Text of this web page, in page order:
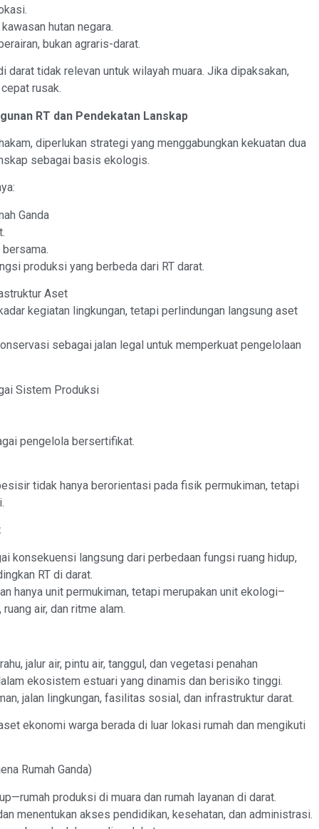
hutan negara.
bukan agraris-darat.
darat tidak relevan untuk wilayah muara. Jika dipaksakan,
rusak.
RT dan Pendekatan Lanskap
diperlukan strategi yang menggabungkan kekuatan dua
sebagai basis ekologis.
Ganda
produksi yang berbeda dari RT darat.
Aset
kegiatan lingkungan, tetapi perlindungan langsung aset
sebagai jalan legal untuk memperkuat pengelolaan
Sistem Produksi
pengelola bersertifikat.
tidak hanya berorientasi pada fisik permukiman, tetapi
konsekuensi langsung dari perbedaan fungsi ruang hidup,
RT di darat.
hanya unit permukiman, tetapi merupakan unit ekologi–
air, dan ritme alam.
jalur air, pintu air, tanggul, dan vegetasi penahan
ekosistem estuari yang dinamis dan berisiko tinggi.
jalan lingkungan, fasilitas sosial, dan infrastruktur darat.
ekonomi warga berada di luar lokasi rumah dan mengikuti
Rumah Ganda)
produksi di muara dan rumah layanan di darat.
menentukan akses pendidikan, kesehatan, dan administrasi.